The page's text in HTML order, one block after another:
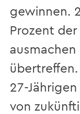
gewinnen.
Prozent
27-
von